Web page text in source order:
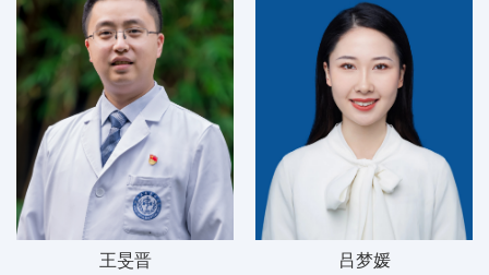
王旻晋 吕梦媛